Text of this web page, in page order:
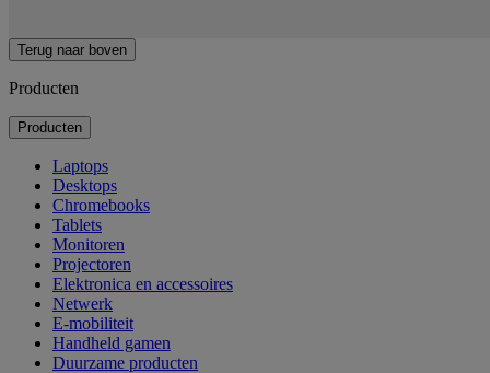
Terug naar boven
Producten
Producten
Laptops
Desktops
Chromebooks
Tablets
Monitoren
Projectoren
Elektronica en accessoires
Netwerk
E-mobiliteit
Handheld gamen
Duurzame producten